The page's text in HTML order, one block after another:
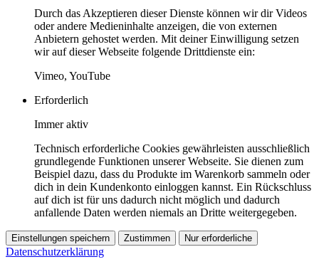
Durch das Akzeptieren dieser Dienste können wir dir Videos
oder andere Medieninhalte anzeigen, die von externen
Anbietern gehostet werden. Mit deiner Einwilligung setzen
wir auf dieser Webseite folgende Drittdienste ein:
Vimeo, YouTube
Erforderlich
Immer aktiv
Technisch erforderliche Cookies gewährleisten ausschließlich
grundlegende Funktionen unserer Webseite. Sie dienen zum
Beispiel dazu, dass du Produkte im Warenkorb sammeln oder
dich in dein Kundenkonto einloggen kannst. Ein Rückschluss
auf dich ist für uns dadurch nicht möglich und dadurch
anfallende Daten werden niemals an Dritte weitergegeben.
Einstellungen speichern Zustimmen Nur erforderliche
Datenschutzerklärung